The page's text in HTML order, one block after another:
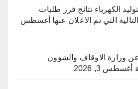
الكهرباء نتائج فرز طلبات
التي تم الاعلان عنها أغسطس
وزارة الاوقاف والشؤون
أغسطس 3, 2026